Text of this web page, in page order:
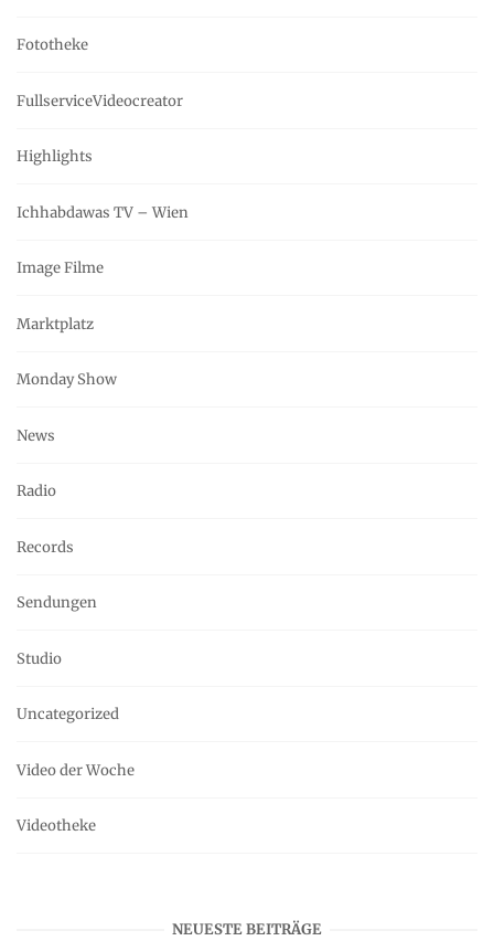
Fototheke
FullserviceVideocreator
Highlights
Ichhabdawas TV – Wien
Image Filme
Marktplatz
Monday Show
News
Radio
Records
Sendungen
Studio
Uncategorized
Video der Woche
Videotheke
NEUESTE BEITRÄGE